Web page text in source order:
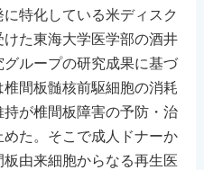
特化している米ディスク
た東海大学医学部の酒井
ループの研究成果に基づ
間板髄核前駆細胞の消耗
が椎間板障害の予防・治
た。そこで成人ドナーか
由来細胞からなる再生医